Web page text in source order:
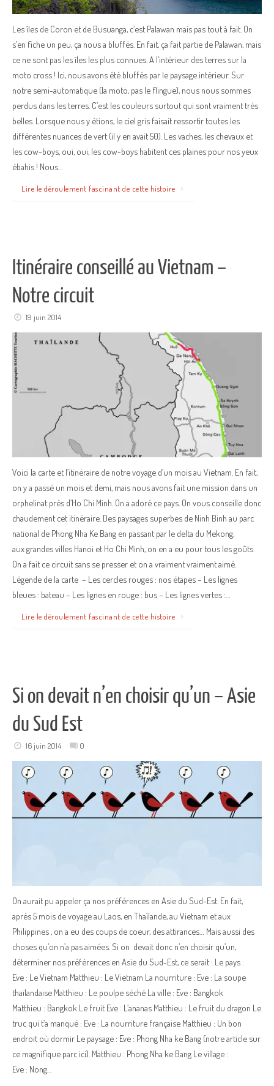
Les îles de Coron et de Busuanga, c’est Palawan mais pas tout à fait. On
s’en fiche un peu, ça nous a bluffés. En fait, ça fait partie de Palawan, mais
ce ne sont pas les îles les plus connues. A l’intérieur des terres sur la
moto cross ! Ici, nous avons été bluffés par le paysage intérieur. Sur
notre semi-automatique (la moto, pas le flingue), nous nous sommes
perdus dans les terres. C’est les couleurs surtout qui sont vraiment très
belles. Lorsque nous y étions, le ciel gris faisait ressortir toutes les
différentes nuances de vert (il y en avait 50). Les vaches, les chevaux et
les cow-boys, oui, oui, les cow-boys habitent ces plaines pour nos yeux
ébahis ! Nous…
Lire le déroulement fascinant de cette histoire
Itinéraire conseillé au Vietnam –
Notre circuit
19 juin 2014
Voici la carte et l’itinéraire de notre voyage d’un mois au Vietnam. En fait,
on y a passé un mois et demi, mais nous avons fait une mission dans un
orphelinat près d’Ho Chi Minh. On a adoré ce pays. On vous conseille donc
chaudement cet itinéraire. Des paysages superbes de Ninh Binh au parc
national de Phong Nha Ke Bang en passant par le delta du Mekong,
aux grandes villes Hanoi et Ho Chi Minh, on en a eu pour tous les goûts.
On a fait ce circuit sans se presser et on a vraiment vraiment aimé.
Légende de la carte – Les cercles rouges : nos étapes – Les lignes
bleues : bateau – Les lignes en rouge : bus – Les lignes vertes :…
Lire le déroulement fascinant de cette histoire
Si on devait n’en choisir qu’un – Asie
du Sud Est
16 juin 2014 0
On aurait pu appeler ça nos préférences en Asie du Sud-Est. En fait,
après 5 mois de voyage au Laos, en Thaïlande, au Vietnam et aux
Philippines , on a eu des coups de coeur, des attirances… Mais aussi des
choses qu’on n’a pas aimées. Si on devait donc n’en choisir qu’un,
déterminer nos préférences en Asie du Sud-Est, ce serait : Le pays :
Eve : Le Vietnam Matthieu : Le Vietnam La nourriture : Eve : La soupe
thaïlandaise Matthieu : Le poulpe séché La ville : Eve : Bangkok
Matthieu : Bangkok Le fruit Eve : L’ananas Matthieu : Le fruit du dragon Le
truc qui t’a manqué : Eve : La nourriture française Matthieu : Un bon
endroit où dormir Le paysage : Eve : Phong Nha ke Bang (notre article sur
ce magnifique parc ici). Matthieu : Phong Nha ke Bang Le village :
Eve : Nong…